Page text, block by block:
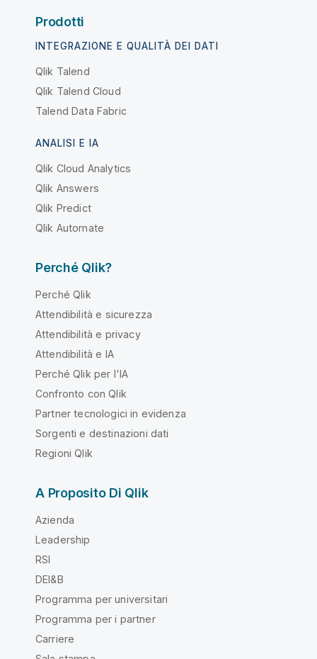
Prodotti
INTEGRAZIONE E QUALITÀ DEI DATI
Qlik Talend
Qlik Talend Cloud
Talend Data Fabric
ANALISI E IA
Qlik Cloud Analytics
Qlik Answers
Qlik Predict
Qlik Automate
Perché Qlik?
Perché Qlik
Attendibilità e sicurezza
Attendibilità e privacy
Attendibilità e IA
Perché Qlik per l'IA
Confronto con Qlik
Partner tecnologici in evidenza
Sorgenti e destinazioni dati
Regioni Qlik
A Proposito Di Qlik
Azienda
Leadership
RSI
DEI&B
Programma per universitari
Programma per i partner
Carriere